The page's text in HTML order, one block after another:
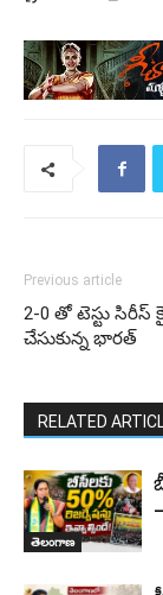
Previous article
2-0 తో టెస్టు సిరీస్
చేసుకున్న భారత్
RELATED
తెలంగాణ